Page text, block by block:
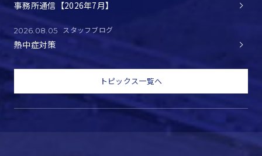
事務所通信【2026年7月】
2026.08.05 スタッフブログ
熱中症対策
トピックス一覧へ